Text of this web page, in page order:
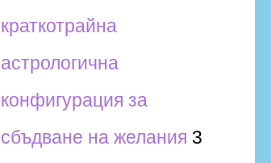
краткотрайна
астрологична
конфигурация за
сбъдване на желания 3